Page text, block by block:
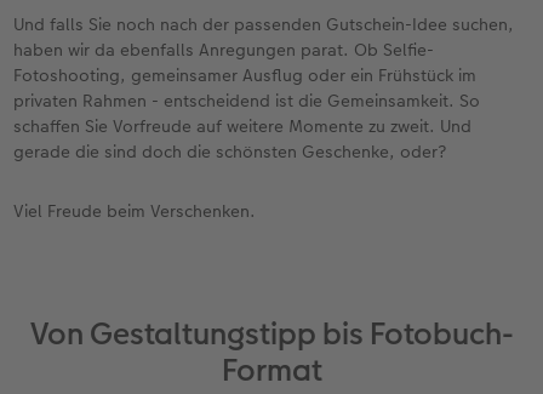
Und falls Sie noch nach der passenden Gutschein-Idee suchen,
haben wir da ebenfalls Anregungen parat. Ob Selfie-
Fotoshooting, gemeinsamer Ausflug oder ein Frühstück im
privaten Rahmen - entscheidend ist die Gemeinsamkeit. So
schaffen Sie Vorfreude auf weitere Momente zu zweit. Und
gerade die sind doch die schönsten Geschenke, oder?
Viel Freude beim Verschenken.
Von Gestaltungstipp bis Fotobuch-
Format